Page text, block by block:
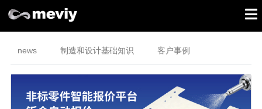
news 制造和设计基础知识 客户事例